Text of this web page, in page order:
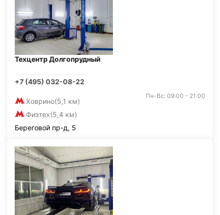
Техцентр Долгопрудный
+7 (495) 032-08-22
Ховрино(5,1 км)
Физтех(5,4 км)
Пн-Вс: 09:00 - 21:00
Береговой пр-д, 5